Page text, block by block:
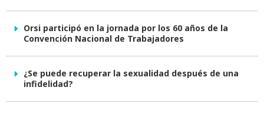
Orsi participó en la jornada por los 60 años de la
Convención Nacional de Trabajadores
¿Se puede recuperar la sexualidad después de una
infidelidad?